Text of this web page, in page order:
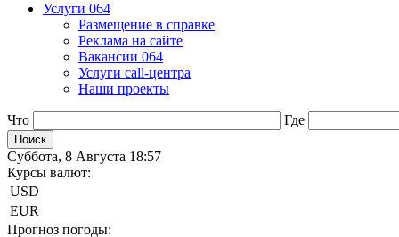
Услуги 064
Размещение в справке
Реклама на сайте
Вакансии 064
Услуги call-центра
Наши проекты
Что Где
Суббота, 8 Августа 18:57
Курсы валют:
USD
EUR
Прогноз погоды: